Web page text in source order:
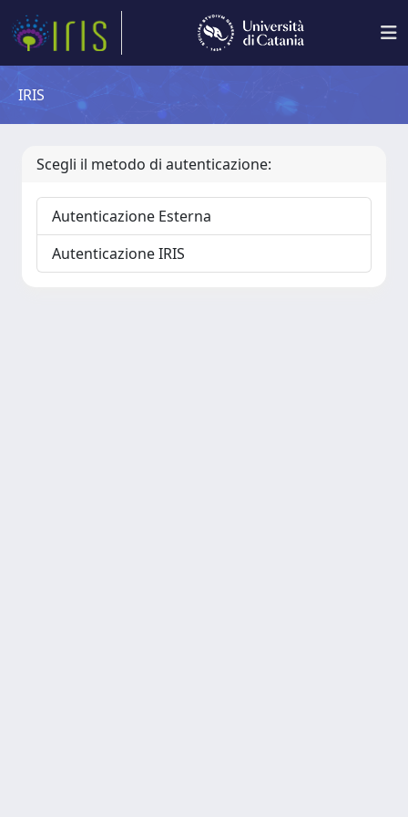
IRIS
Scegli il metodo di autenticazione:
Autenticazione Esterna
Autenticazione IRIS